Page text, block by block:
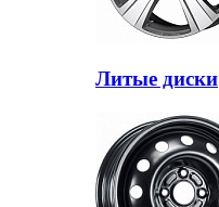
Литые диски